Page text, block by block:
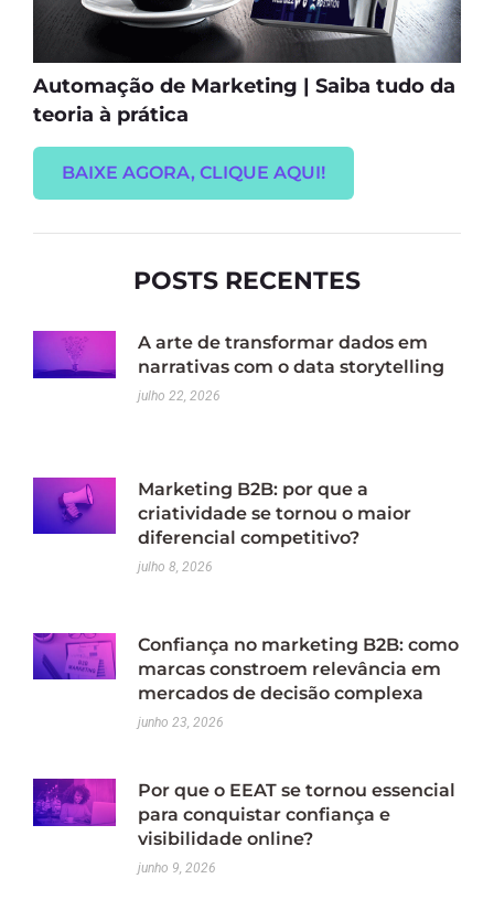
Automação de Marketing | Saiba tudo da
teoria à prática
BAIXE AGORA, CLIQUE AQUI!
POSTS RECENTES
A arte de transformar dados em
narrativas com o data storytelling
julho 22, 2026
Marketing B2B: por que a
criatividade se tornou o maior
diferencial competitivo?
julho 8, 2026
Confiança no marketing B2B: como
marcas constroem relevância em
mercados de decisão complexa
junho 23, 2026
Por que o EEAT se tornou essencial
para conquistar confiança e
visibilidade online?
junho 9, 2026